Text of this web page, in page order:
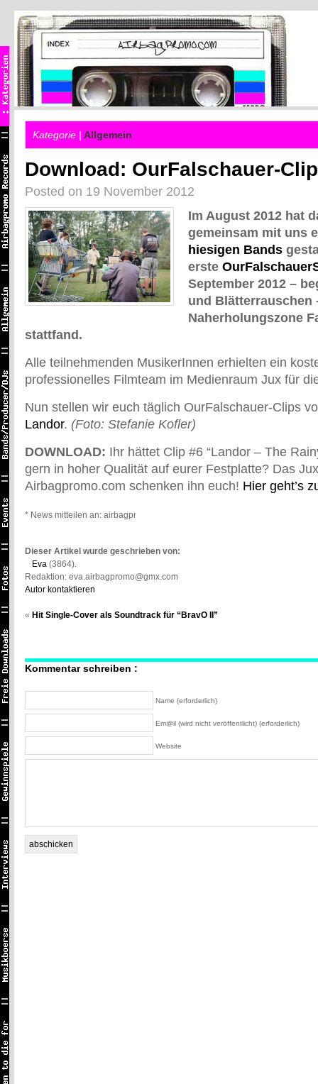
Kategorie | Allgemein
Download: OurFalschauer-
Posted on 19 November 2012
Im August 2012 hat
gemeinsam mit uns
hiesigen Bands
erste
September 2012 –
und Blätterrauschen
Naherholungszone
stattfand.
Alle teilnehmenden MusikerInnen erhielten ein
professionelles Filmteam im Medienraum Jux für
Nun stellen wir euch täglich OurFalschauer-Clips
Landor. (Foto: Stefanie Kofler)
DOWNLOAD: Ihr hättet Clip #6 “Landor – The
gern in hoher Qualität auf eurer Festplatte? Das
Airbagpromo.com schenken ihn euch! Hier geht’s
* News mitteilen an: airbagpromo@gmail.com *
Dieser Artikel wurde geschrieben von:
Eva (3864).
Redaktion: eva.airbagpromo@gmx.com
Autor kontaktieren
« Hit Single-Cover als Soundtrack für “BravO II”
Kommentar schreiben :
Name (erforderlich)
Em@il (wird nicht veröffentlicht) (erforderlich)
Website